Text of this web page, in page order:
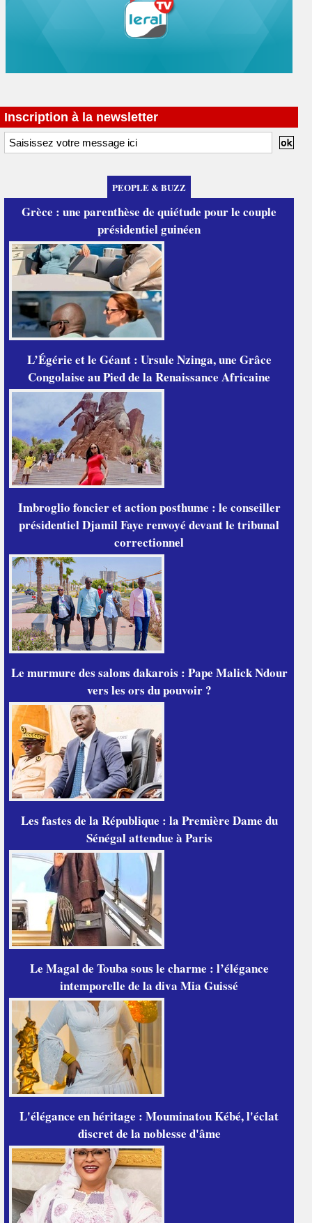
Inscription à la newsletter
PEOPLE & BUZZ
Grèce : une parenthèse de quiétude pour le couple
présidentiel guinéen
L’Égérie et le Géant : Ursule Nzinga, une Grâce
Congolaise au Pied de la Renaissance Africaine
Imbroglio foncier et action posthume : le conseiller
présidentiel Djamil Faye renvoyé devant le tribunal
correctionnel
Le murmure des salons dakarois : Pape Malick Ndour
vers les ors du pouvoir ?
Les fastes de la République : la Première Dame du
Sénégal attendue à Paris
Le Magal de Touba sous le charme : l’élégance
intemporelle de la diva Mia Guissé
L'élégance en héritage : Mouminatou Kébé, l'éclat
discret de la noblesse d'âme